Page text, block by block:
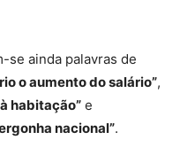
se ainda palavras de
o aumento do salário”,
habitação” e
nacional”.